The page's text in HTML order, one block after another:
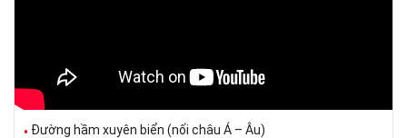
Đường hầm xuyên biển (nối châu Á – Âu)